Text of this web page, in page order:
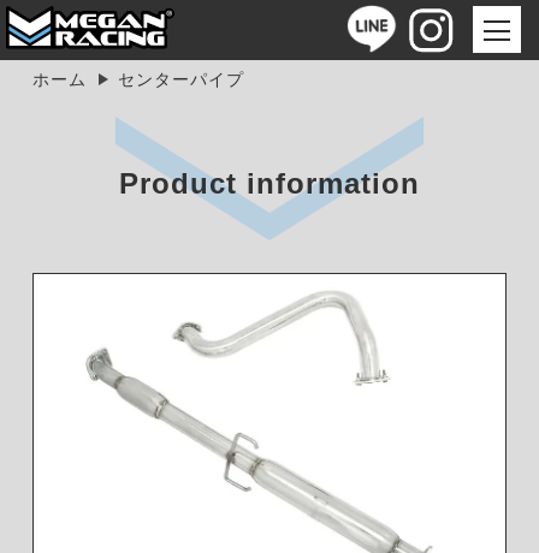
ホーム センターパイプ
Product information